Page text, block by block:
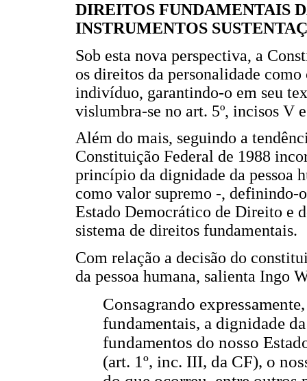
DIREITOS FUNDAMENTAIS
INSTRUMENTOS
Sob esta nova perspectiva, a
os direitos da personalidade
indivíduo, garantindo-o em seu
vislumbra-se no art. 5º, incisos V
Além do mais, seguindo a
Constituição Federal de 1988
princípio da dignidade da pessoa
como valor supremo -, definindo-
Estado Democrático de Direito e
sistema de direitos fundamentais.
Com relação a decisão do
da pessoa humana, salienta Ingo
Consagrando
fundamentais, a dignidade
fundamentos do nosso
(art. 1º, inc. III, da CF), o